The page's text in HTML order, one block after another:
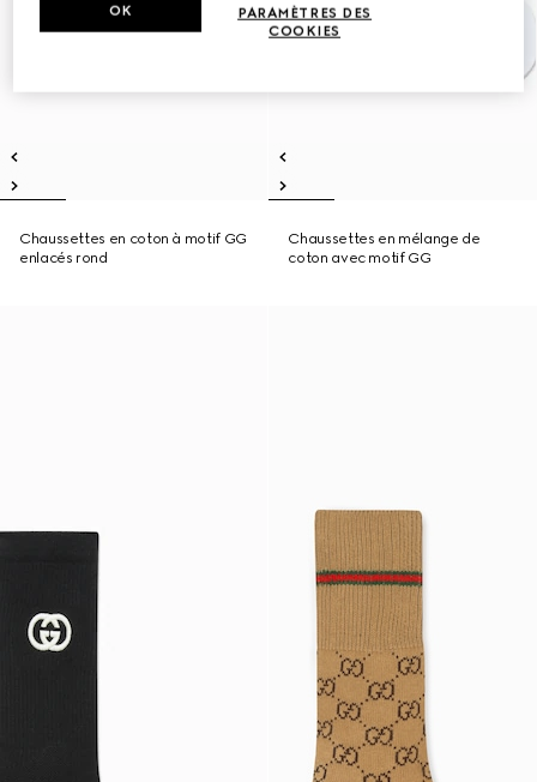
Chaussettes en coton à motif GG
enlacés rond
Chaussettes en mélange de
coton avec motif GG
PARAMÈTRES DES
COOKIES
OK